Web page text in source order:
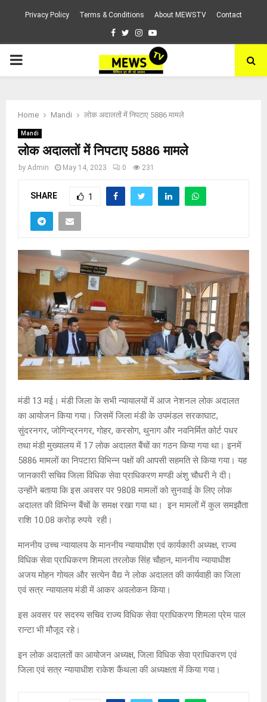
Privacy Policy Terms & Conditions About MEWSTV Contact
Facebook
TwitterInstagram
Youtube
PRIMARY
Home Mandi लोक अदालतों में निपटाए 5886 मामले
Mandi
लोक अदालतों में निपटाए 5886 मामले
by Admin May 14, 2023 0 231
SHARE 1
मंडी 13 मई। मंडी जिला के सभी न्यायालयों में आज नेशनल लोक अदालत
का आयोजन किया गया। जिसमें जिला मंडी के उपमंडल सरकाघाट,
सुंदरनगर, जोगिन्द्रनगर, गोहर, करसोग, थुनाग और नवनिर्मित कोर्ट पधर
तथा मंडी मुख्यालय में 17 लोक अदालत बैंचों का गठन किया गया था। इनमें
5886 मामलों का निपटारा विभिन्न पक्षों की आपसी सहमति से किया गया। यह
जानकारी सचिव जिला विधिक सेवा प्राधिकरण मण्डी अंशु चौधरी ने दी।
उन्होंने बताया कि इस अवसर पर 9808 मामलों को सुनवाई के लिए लोक
अदालत की विभिन्न बैंचों के समक्ष रखा गया था। इन मामलों में कुल समझौता
राशि 10.08 करोड़ रुपये रही।
माननीय उच्च न्यायालय के माननीय न्यायाधीश एवं कार्यकारी अध्यक्ष, राज्य
विधिक सेवा प्राधिकरण शिमला तरलोक सिंह चौहान, माननीय न्यायाधीश
अजय मोहन गोयल और सत्येन वैद्य ने लोक अदालत की कार्यवाही का जिला
एवं सत्र न्यायालय मंडी में आकर अवलोकन किया।
इस अवसर पर सदस्य सचिव राज्य विधिक सेवा प्राधिकरण शिमला प्रेम पाल
रान्टा भी मौजूद रहे।
इन लोक अदालतों का आयोजन अध्यक्ष, जिला विधिक सेवा प्राधिकरण एवं
जिला एवं सत्र न्यायाधीश राकेश कैंथला की अध्यक्षता में किया गया।